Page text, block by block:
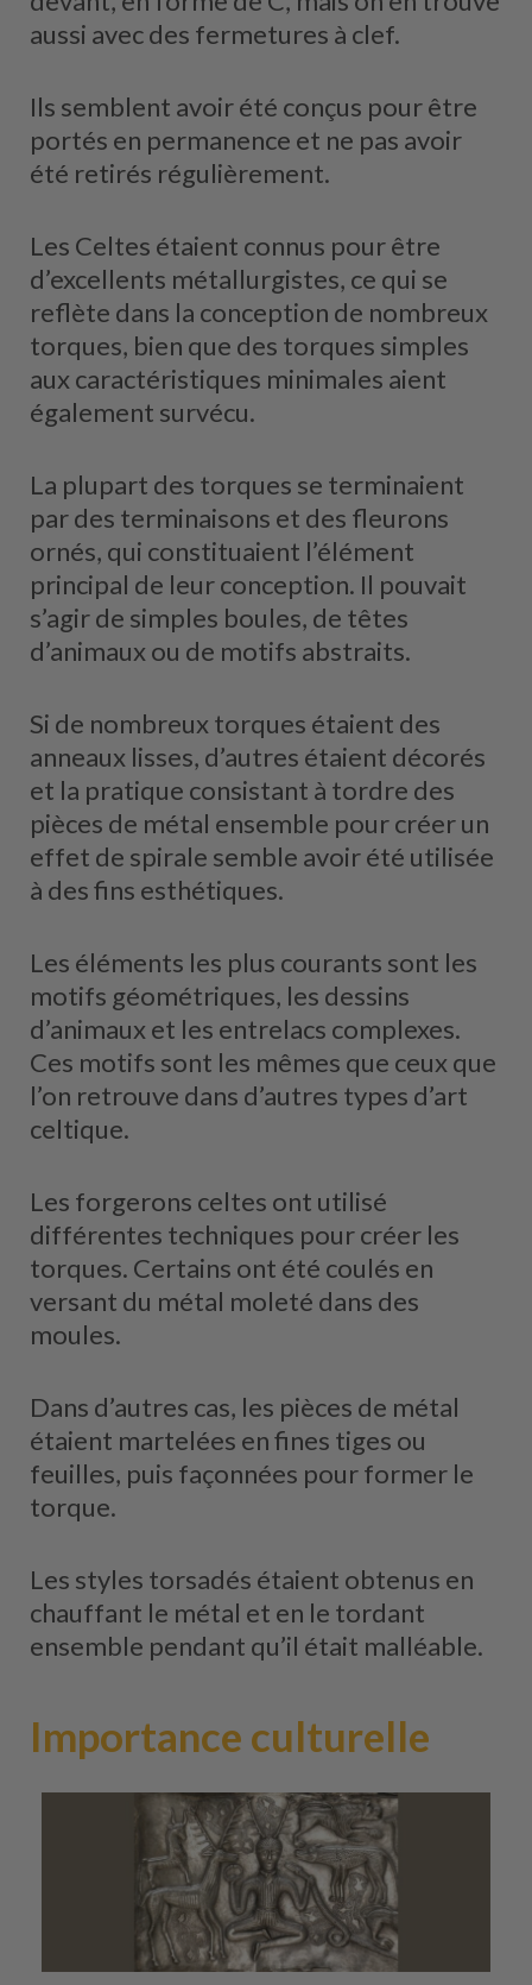
aussi avec des fermetures à clef.
Ils semblent avoir été conçus pour être
portés en permanence et ne pas avoir
été retirés régulièrement.
Les Celtes étaient connus pour être
d’excellents métallurgistes, ce qui se
reflète dans la conception de nombreux
torques, bien que des torques simples
aux caractéristiques minimales aient
également survécu.
La plupart des torques se terminaient
par des terminaisons et des fleurons
ornés, qui constituaient l’élément
principal de leur conception. Il pouvait
s’agir de simples boules, de têtes
d’animaux ou de motifs abstraits.
Si de nombreux torques étaient des
anneaux lisses, d’autres étaient décorés
et la pratique consistant à tordre des
pièces de métal ensemble pour créer un
effet de spirale semble avoir été utilisée
à des fins esthétiques.
Les éléments les plus courants sont les
motifs géométriques, les dessins
d’animaux et les entrelacs complexes.
Ces motifs sont les mêmes que ceux que
l’on retrouve dans d’autres types d’art
celtique.
Les forgerons celtes ont utilisé
différentes techniques pour créer les
torques. Certains ont été coulés en
versant du métal moleté dans des
moules.
Dans d’autres cas, les pièces de métal
étaient martelées en fines tiges ou
feuilles, puis façonnées pour former le
torque.
Les styles torsadés étaient obtenus en
chauffant le métal et en le tordant
ensemble pendant qu’il était malléable.
Importance culturelle